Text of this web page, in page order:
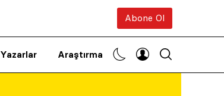
Abone Ol
Yazarlar Araştırma